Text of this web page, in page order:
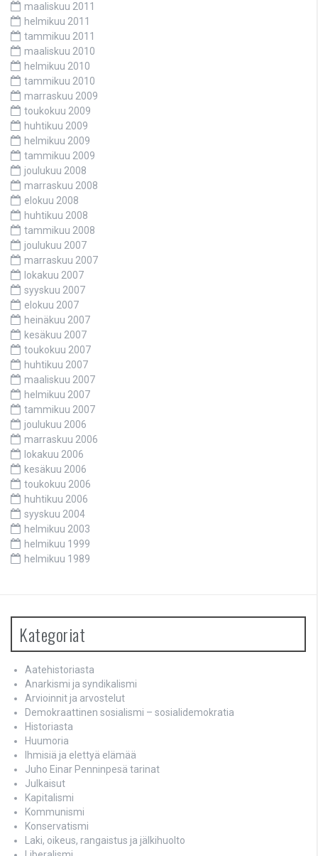
maaliskuu 2011
helmikuu 2011
tammikuu 2011
maaliskuu 2010
helmikuu 2010
tammikuu 2010
marraskuu 2009
toukokuu 2009
huhtikuu 2009
helmikuu 2009
tammikuu 2009
joulukuu 2008
marraskuu 2008
elokuu 2008
huhtikuu 2008
tammikuu 2008
joulukuu 2007
marraskuu 2007
lokakuu 2007
syyskuu 2007
elokuu 2007
heinäkuu 2007
kesäkuu 2007
toukokuu 2007
huhtikuu 2007
maaliskuu 2007
helmikuu 2007
tammikuu 2007
joulukuu 2006
marraskuu 2006
lokakuu 2006
kesäkuu 2006
toukokuu 2006
huhtikuu 2006
syyskuu 2004
helmikuu 2003
helmikuu 1999
helmikuu 1989
Kategoriat
Aatehistoriasta
Anarkismi ja syndikalismi
Arvioinnit ja arvostelut
Demokraattinen sosialismi – sosialidemokratia
Historiasta
Huumoria
Ihmisiä ja elettyä elämää
Juho Einar Penninpesä tarinat
Julkaisut
Kapitalismi
Kommunismi
Konservatismi
Laki, oikeus, rangaistus ja jälkihuolto